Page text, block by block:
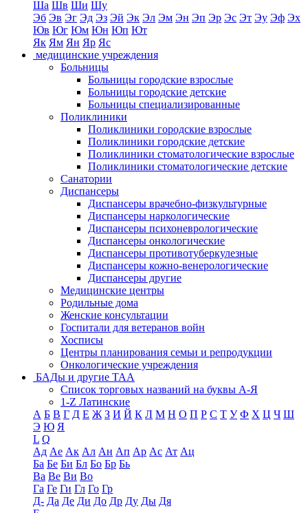
Ша Шв Ши Шу
Эб Эв Эг Эд Эз Эй Эк Эл Эм Эн Эп Эр Эс Эт Эу Эф Эх
Юв Юг Юм Юн Юп Ют
Як Ям Ян Яр Яс
медицинские учреждения
Больницы
Больницы городские взрослые
Больницы городские детские
Больницы специализированные
Поликлиники
Поликлиники городские взрослые
Поликлиники городские детские
Поликлиники стоматологические взрослые
Поликлиники стоматологические детские
Санатории
Диспансеры
Диспансеры врачебно-физкультурные
Диспансеры наркологические
Диспансеры психоневрологические
Диспансеры онкологические
Диспансеры противотуберкулезные
Диспансеры кожно-венерологические
Диспансеры другие
Медицинские центры
Родильные дома
Женские консультации
Госпитали для ветеранов войн
Хосписы
Центры планирования семьи и репродукции
Онкологические учреждения
БАДы и другие ТАА
Список торговых названий на буквы А-Я
1-Z Латинские
А Б В Г Д Е Ж З И Й К Л М Н О П Р С Т У Ф Х Ц Ч Ш
Э Ю Я
L Q
Ад Ае Ак Ал Ан Ап Ар Ас Ат Ац
Ба Бе Би Бл Бо Бр Бь
Ва Ве Ви Во
Га Ге Ги Гл Го Гр
Д- Да Де Ди До Др Ду Ды Дя